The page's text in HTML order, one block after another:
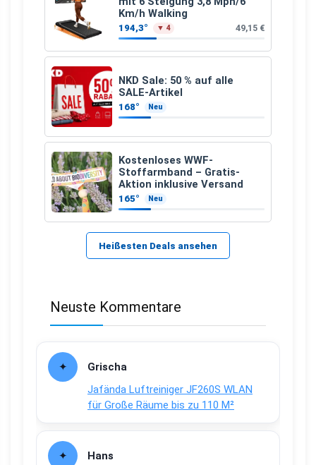
Km/h Walking
194,3° ▼ 4 49,15 €
NKD Sale: 50 % auf alle
SALE-Artikel
168° Neu
Kostenloses WWF-
Stoffarmband – Gratis-
Aktion inklusive Versand
165° Neu
Heißesten Deals ansehen
Neuste Kommentare
Grischa
Jafända Luftreiniger JF260S WLAN
für Große Räume bis zu 110 M²
Hans